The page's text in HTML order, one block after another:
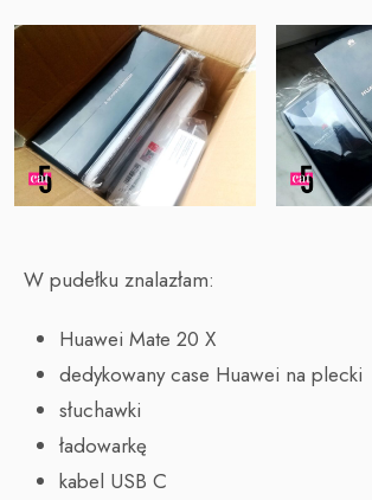
W pudełku znalazłam:
Huawei Mate 20 X
dedykowany case Huawei na plecki
słuchawki
ładowarkę
kabel USB C